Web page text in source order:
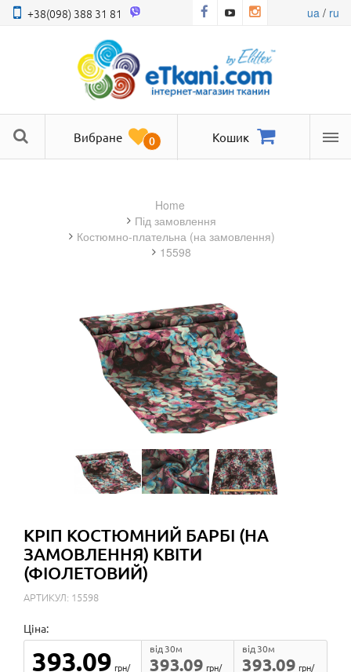
+38(098) 388 31 81 ua/ ru
Вибране 0 Кошик
Home
під замовлення
костюмно-плательна (на замовлення)
15598
КРІП КОСТЮМНИЙ БАРБІ (НА
ЗАМОВЛЕННЯ) КВІТИ
(ФІОЛЕТОВИЙ)
АРТИКУЛ: 15598
Ціна:
393.09 грн/
393.09
від 30м
грн/
393.09
від 30м
грн/